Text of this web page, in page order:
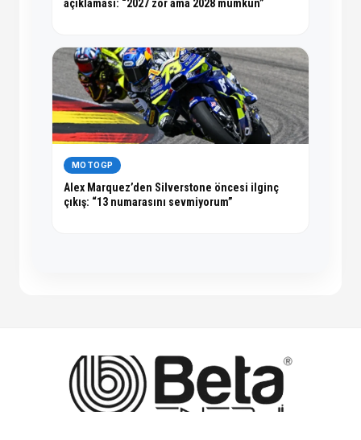
açıklaması: “2027 zor ama 2028 mümkün”
MOTOGP
Alex Marquez’den Silverstone öncesi ilginç
çıkış: “13 numarasını sevmiyorum”